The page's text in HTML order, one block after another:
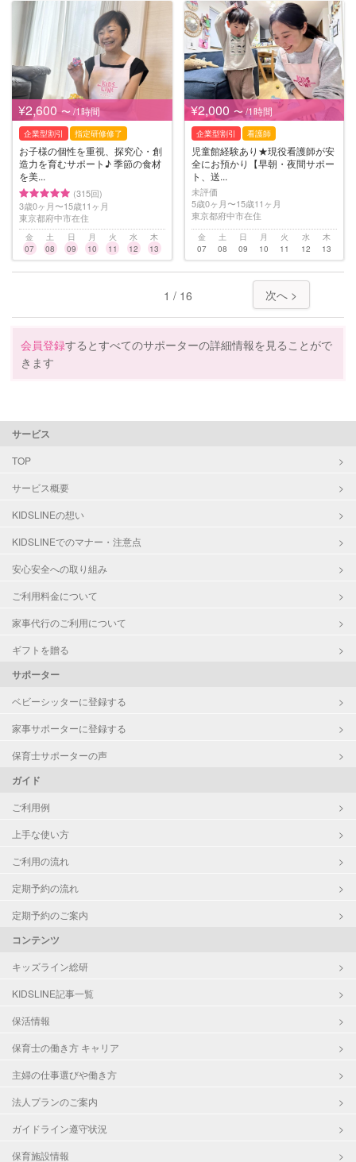
¥2,600 〜 /1時間
企業型割引 指定研修修了
お子様の個性を重視、探究心・創
造力を育むサポート♪ 季節の食材
を美...
(315回)
3歳0ヶ月〜15歳11ヶ月
東京都府中市在住
金
07
土
08
日
09
月
10
火
11
水
12
木
13
¥2,000 〜 /1時間
企業型割引 看護師
児童館経験あり★現役看護師が安
全にお預かり【早朝・夜間サポー
ト、送...
未評価
5歳0ヶ月〜15歳11ヶ月
東京都府中市在住
金
07
土
08
日
09
月
10
火
11
水
12
木
13
1 / 16 次へ >
会員登録するとすべてのサポーターの詳細情報を見ることがで
きます
サービス
TOP
サービス概要
KIDSLINEの想い
KIDSLINEでのマナー・注意点
安心安全への取り組み
ご利用料金について
家事代行のご利用について
ギフトを贈る
サポーター
ベビーシッターに登録する
家事サポーターに登録する
保育士サポーターの声
ガイド
ご利用例
上手な使い方
ご利用の流れ
定期予約の流れ
定期予約のご案内
コンテンツ
キッズライン総研
KIDSLINE記事一覧
保活情報
保育士の働き方 キャリア
主婦の仕事選びや働き方
法人プランのご案内
ガイドライン遵守状況
保育施設情報